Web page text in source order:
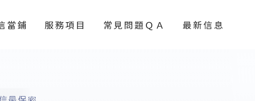
當鋪 服務項目 常見問題ＱＡ 最新信息